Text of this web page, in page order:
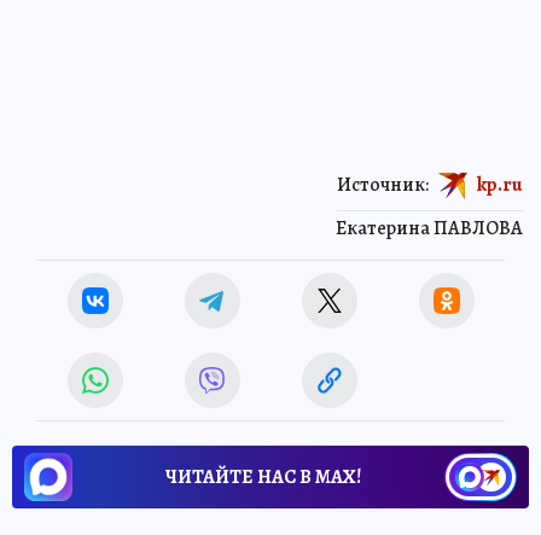
Екатерина ПАВЛОВА
Источник: kp.ru
ЧИТАЙТЕ НАС В МАХ!